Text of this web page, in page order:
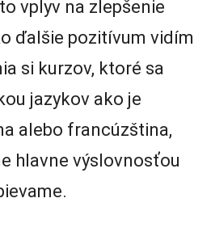
vplyv na zlepšenie
ďalšie pozitívum vidím
si kurzov, ktoré sa
jazykov ako je
alebo francúzština,
hlavne výslovnosťou